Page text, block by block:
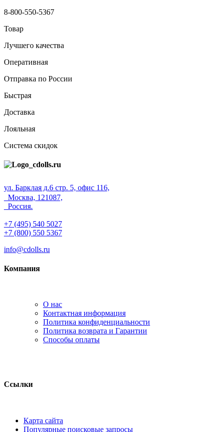
8-800-550-5367
Товар
Лучшего качества
Оперативная
Отправка по России
Быстрая
Доставка
Лояльная
Система скидок
ул. Барклая д.6 стр. 5, офис 116,
Москва, 121087,
Россия.
+7 (495) 540 5027
+7 (800) 550 5367
info@cdolls.ru
Компания
О нас
Контактная информация
Политика конфиденциальности
Политика возврата и Гарантии
Способы оплаты
Ссылки
Карта сайта
Популярные поисковые запросы